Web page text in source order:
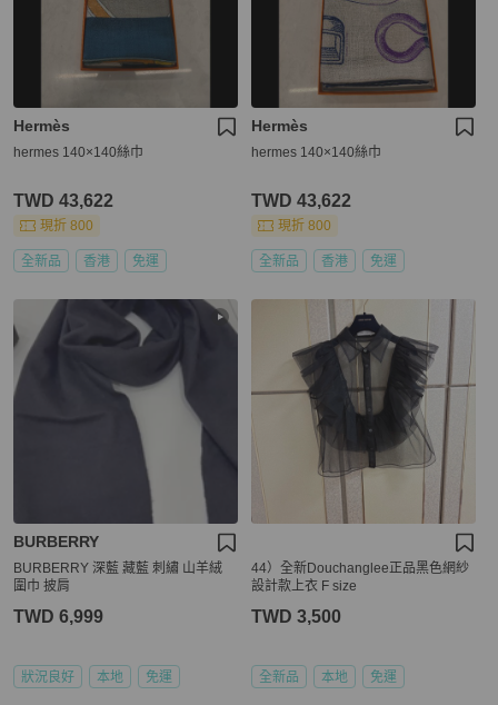
Hermès
hermes 140×140絲巾
TWD 43,622
現折 800
全新品 香港 免運
Hermès
hermes 140×140絲巾
TWD 43,622
現折 800
全新品 香港 免運
BURBERRY
BURBERRY 深藍 藏藍 刺繡 山羊絨
圍巾 披肩
TWD 6,999
狀況良好 本地 免運
44）全新Douchanglee正品黑色網紗
設計款上衣 F size
TWD 3,500
全新品 本地 免運